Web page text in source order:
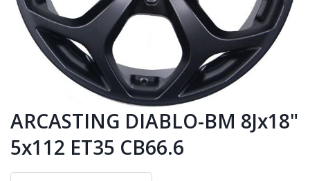
ARCASTING DIABLO-BM 8Jx18"
5x112 ET35 CB66.6